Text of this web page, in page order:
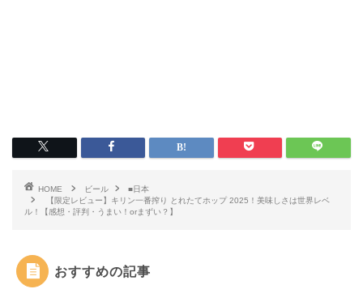
HOME ビール
■日本
【限定レビュー】キリン一番搾り とれたてホップ 2025！美味しさは世界レベ
ル！【感想・評判・うまい！orまずい？】
おすすめの記事